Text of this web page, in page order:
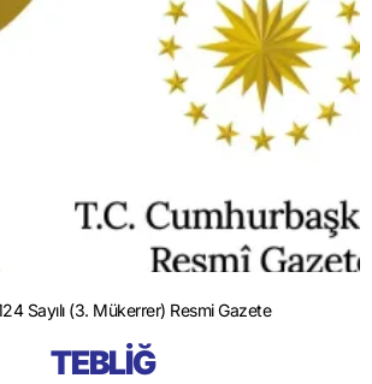
Sayılı (3. Mükerrer) Resmi Gazete
TEBLİĞ